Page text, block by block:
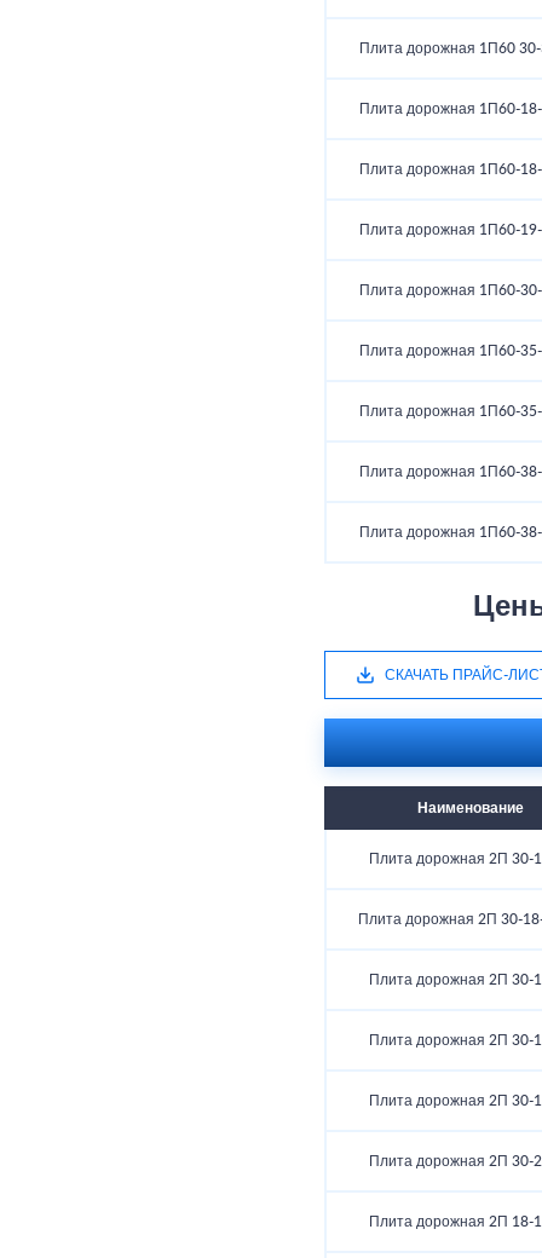
Плита дорожная 1П60
Плита дорожная 1П60-
Плита дорожная 1П60-
Плита дорожная 1П60-
Плита дорожная 1П60-
Плита дорожная 1П60-
Плита дорожная 1П60-
Плита дорожная 1П60-
Плита дорожная 1П60-
СКАЧАТЬ ПРАЙС-
Наименование
Плита дорожная 2П 30-
Плита дорожная 2П 30-
Плита дорожная 2П 30-
Плита дорожная 2П 30-
Плита дорожная 2П 30-
Плита дорожная 2П 30-
Плита дорожная 2П 18-